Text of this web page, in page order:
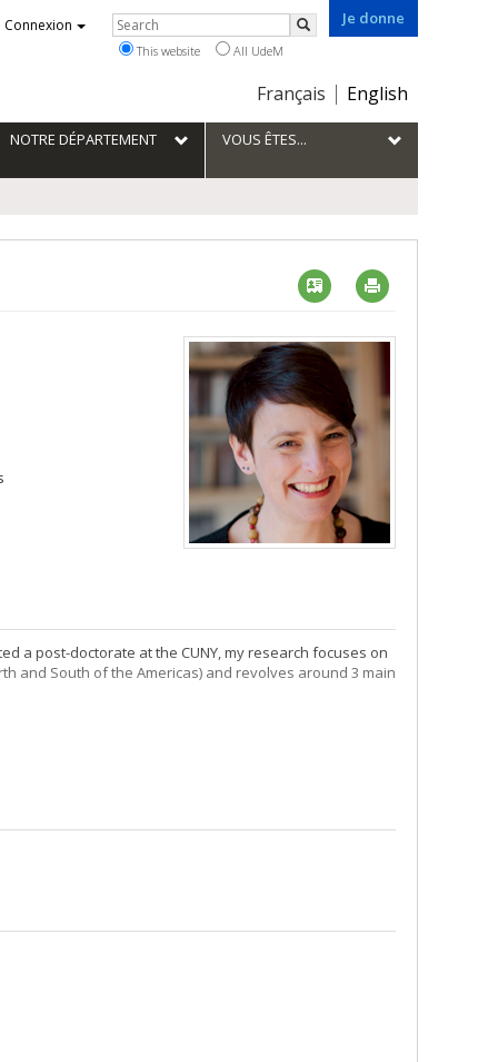
Je donne
Choix
la
langue
Français English
Connexion Rechercher
Search
This website All UdeM
NOTRE DÉPARTEMENT VOUS ÊTES...
Vcard
a post-doctorate at the CUNY, my research focuses on
and South of the Americas) and revolves around 3 main
of transnational mobility (migration, tourism,
places transformation in inner-city neighborhoods and
issues surrounding inhabitation and displacement.